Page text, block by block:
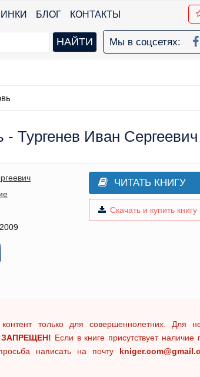
БЛОГ КОНТАКТЫ
Мы в соцсетях:
Тургенев Иван Сергеевич
ЧИТАТЬ КНИГУ
Скачать и купить
только для совершеннолетних. Для
Если в книге присутствует
написать на почту